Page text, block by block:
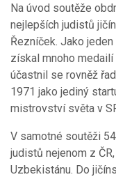
Na úvod soutěže
nejlepších judistů
Řezníček. Jako
získal mnoho medailí
účastnil se rovněž
1971 jako jediný
mistrovství světa v
V samotné soutěži
judistů nejenom z
Uzbekistánu. Do